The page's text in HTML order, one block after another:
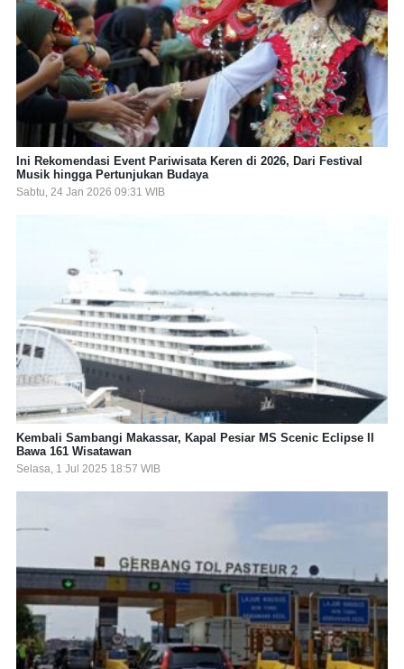
Ini Rekomendasi Event Pariwisata Keren di 2026, Dari Festival
Musik hingga Pertunjukan Budaya
Sabtu, 24 Jan 2026 09:31 WIB
Kembali Sambangi Makassar, Kapal Pesiar MS Scenic Eclipse II
Bawa 161 Wisatawan
Selasa, 1 Jul 2025 18:57 WIB